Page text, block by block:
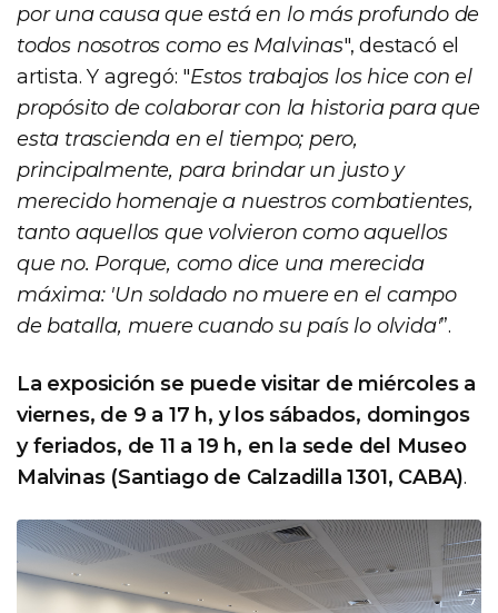
por una causa que está en lo más profundo de
todos nosotros como es Malvinas", destacó el
artista. Y agregó: "Estos trabajos los hice con el
propósito de colaborar con la historia para que
esta trascienda en el tiempo; pero,
principalmente, para brindar un justo y
merecido homenaje a nuestros combatientes,
tanto aquellos que volvieron como aquellos
que no. Porque, como dice una merecida
máxima: 'Un soldado no muere en el campo
de batalla, muere cuando su país lo olvida'”.
La exposición se puede visitar de miércoles a
viernes, de 9 a 17 h, y los sábados, domingos
y feriados, de 11 a 19 h, en la sede del Museo
Malvinas (Santiago de Calzadilla 1301, CABA).